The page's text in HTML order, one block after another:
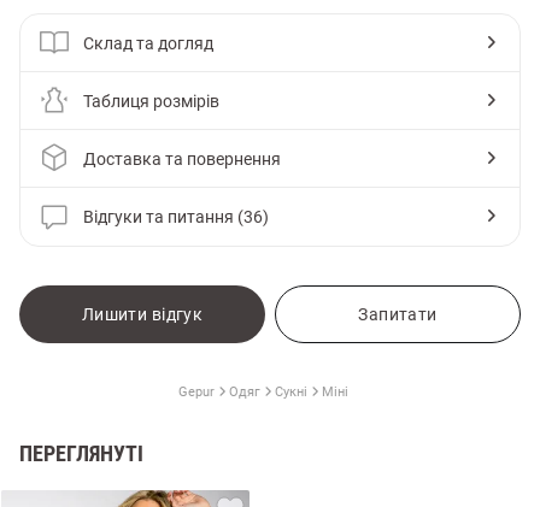
Склад та догляд
Таблиця розмірів
Доставка та повернення
Відгуки та питання (36)
Лишити відгук Запитати
Gepur Одяг Сукні Міні
ПЕРЕГЛЯНУТІ